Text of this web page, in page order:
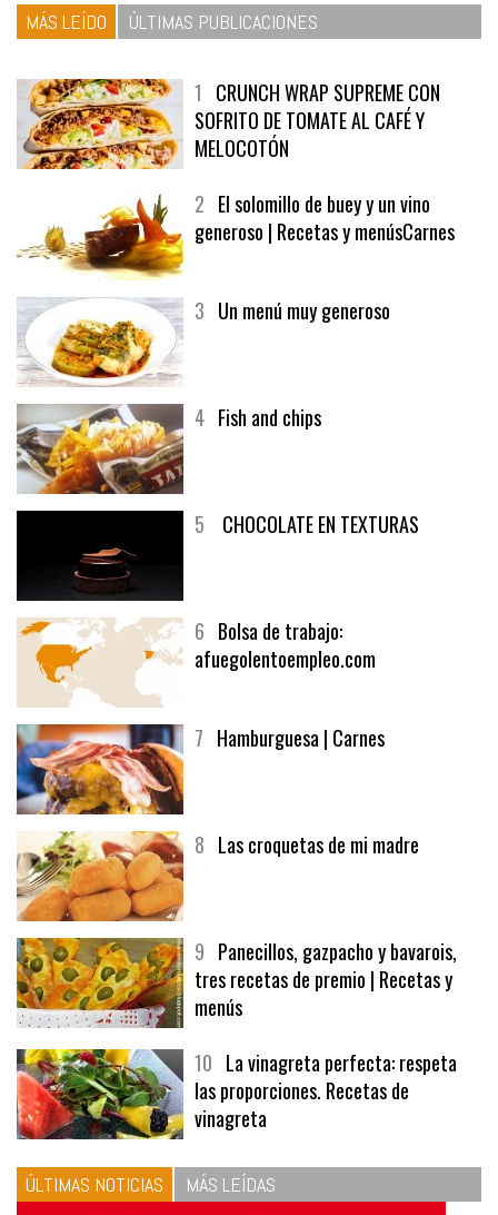
1CRUNCH WRAP SUPREME CON
SOFRITO DE TOMATE AL CAFÉ Y
MELOCOTÓN
2El solomillo de buey y un vino
6Bolsa de trabajo:
9Panecillos, gazpacho y bavarois,
tres recetas de premio | Recetas y
menús
10La vinagreta perfecta: respeta
las proporciones. Recetas de
vinagreta